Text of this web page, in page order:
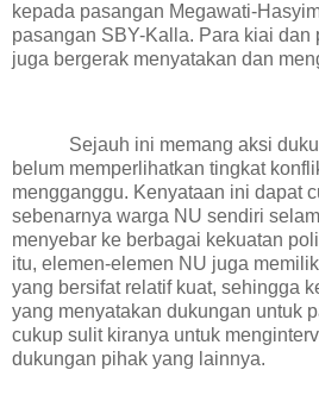
kepada pasangan Megawati-
pasangan SBY-Kalla. Para kiai dan
juga bergerak menyatakan dan
Sejauh ini memang aksi
belum memperlihatkan tingkat
mengganggu. Kenyataan ini dapat
sebenarnya warga NU sendiri
menyebar ke berbagai kekuatan
itu, elemen-elemen NU juga
yang bersifat relatif kuat, sehingga
yang menyatakan dukungan untuk
cukup sulit kiranya untuk
dukungan pihak yang lainnya.